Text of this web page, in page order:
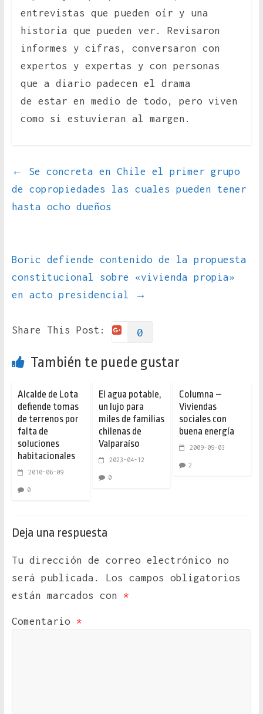
entrevistas que pueden oír y una
historia que pueden ver. Revisaron
informes y cifras, conversaron con
expertos y expertas y con personas
que a diario padecen el drama
de estar en medio de todo, pero viven
como si estuvieran al margen.
←
Se concreta en Chile el primer grupo
de copropiedades las cuales pueden tener
hasta ocho dueños
Boric defiende contenido de la propuesta
constitucional sobre «vivienda propia»
en acto presidencial
→
Share This Post: 0
También te puede gustar
Alcalde de Lota
defiende tomas
de terrenos por
falta de
soluciones
habitacionales
2010-06-09
0
El agua potable,
un lujo para
miles de familias
chilenas de
Valparaíso
2023-04-12
0
Columna –
Viviendas
sociales con
buena energía
2009-09-03
2
Deja una respuesta
Tu dirección de correo electrónico no
será publicada.
Los campos obligatorios
están marcados con *
Comentario *